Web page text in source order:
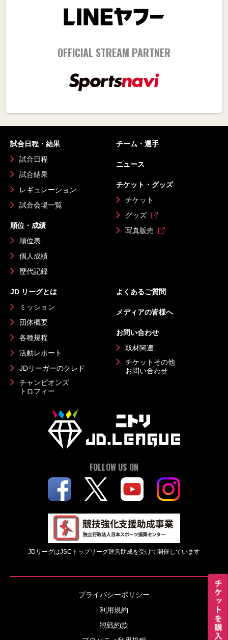
OFFICIAL STREAM PARTNER
試合日程・結果
試合日程
試合結果
レギュレーション
試合会場一覧
順位・成績
順位表
個人成績
歴代記録
チーム・選手
ニュース
チケット・グッズ
チケット
グッズ
写真販売
JD リーグとは
ミッション
団体概要
各種規程
活動レポート
JDリーガーのクレド
チャンピオンズ
トロフィー
よくあるご質問
メディアの皆様へ
お問い合わせ
取材関連
チケットその他
お問い合わせ
FOLLOW US ON
JDリーグはJSCトップリーグ運営助成を受けて開催しています
プライバシーポリシー
利用規約
観戦約款